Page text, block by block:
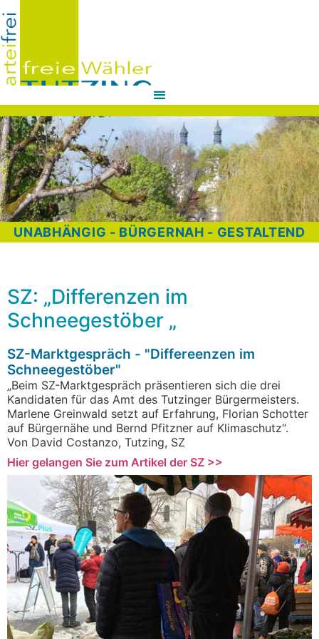
UNABHÄNGIG - BÜRGERNAH - GESTALTEND
SZ: „Differenzen im
Schneegestöber „
SZ-Marktgespräch - "Differeenzen im
Schneegestöber"
„Beim SZ-Marktgespräch präsentieren sich die drei
Kandidaten für das Amt des Tutzinger Bürgermeisters.
Marlene Greinwald setzt auf Erfahrung, Florian Schotter
auf Bürgernähe und Bernd Pfitzner auf Klimaschutz“.
Von David Costanzo, Tutzing, SZ
Hier gelangen Sie zum Artikel der SZ >>